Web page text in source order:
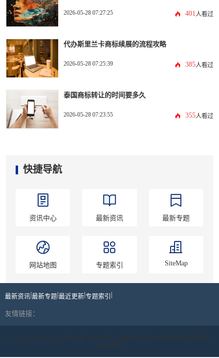
2026-05-28 07:27:25 401人看过
代办斯里兰卡商标续展的流程攻略
2026-05-28 07:25:39 385人看过
泰国商标转让的时间要多久
2026-05-28 07:23:55 355人看过
快捷导航
资讯中心 最新资讯 最新专题
网站地图 专题索引 SiteMap
最新资讯 最新专题 最近更新 专题索引
友情链接：